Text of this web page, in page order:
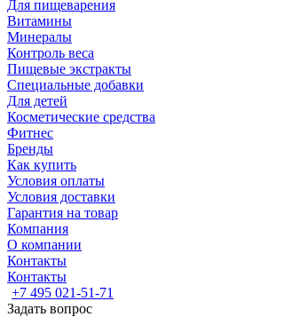
Для пищеварения
Витамины
Минералы
Контроль веса
Пищевые экстракты
Специальные добавки
Для детей
Косметические средства
Фитнес
Бренды
Как купить
Условия оплаты
Условия доставки
Гарантия на товар
Компания
О компании
Контакты
Контакты
+7 495 021-51-71
Задать вопрос